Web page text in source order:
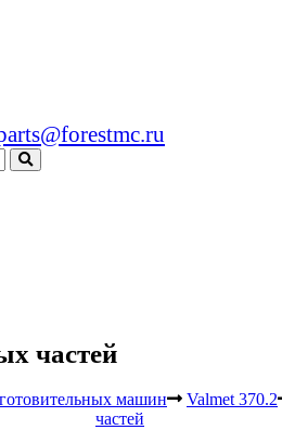
частей
машин
Valmet 370.2
частей